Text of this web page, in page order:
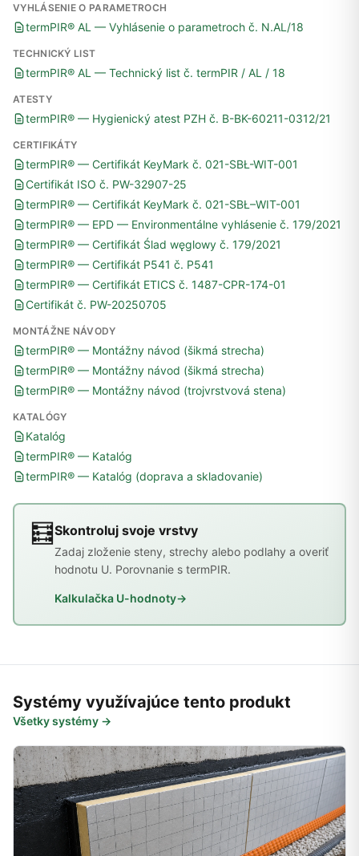
VYHLÁSENIE O PARAMETROCH
termPIR® AL — Vyhlásenie o parametroch č. N.AL/18
TECHNICKÝ LIST
termPIR® AL — Technický list č. termPIR / AL / 18
ATESTY
termPIR® — Hygienický atest PZH č. B-BK-60211-0312/21
CERTIFIKÁTY
termPIR® — Certifikát KeyMark č. 021-SBŁ-WIT-001
Certifikát ISO č. PW-32907-25
termPIR® — Certifikát KeyMark č. 021-SBŁ–WIT-001
termPIR® — EPD — Environmentálne vyhlásenie č. 179/2021
termPIR® — Certifikát Ślad węglowy č. 179/2021
termPIR® — Certifikát P541 č. P541
termPIR® — Certifikát ETICS č. 1487-CPR-174-01
Certifikát č. PW-20250705
MONTÁŽNE NÁVODY
termPIR® — Montážny návod (šikmá strecha)
termPIR® — Montážny návod (šikmá strecha)
termPIR® — Montážny návod (trojvrstvová stena)
KATALÓGY
Katalóg
termPIR® — Katalóg
termPIR® — Katalóg (doprava a skladovanie)
🧮Skontroluj svoje vrstvy
Zadaj zloženie steny, strechy alebo podlahy a overiť
hodnotu U. Porovnanie s termPIR.
Kalkulačka U-hodnoty→
Systémy využívajúce tento produkt
Všetky systémy →